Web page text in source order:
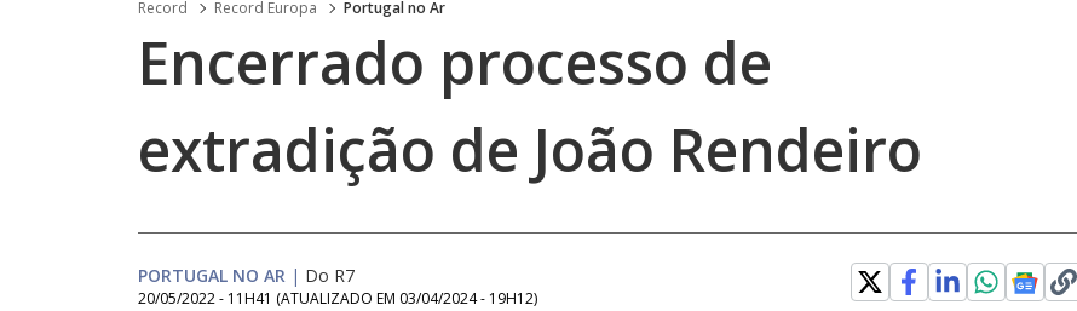
Record Record Europa Portugal no Ar
Encerrado processo de
extradição de João Rendeiro
PORTUGAL NO AR | Do R7
20/05/2022 - 11H41 (ATUALIZADO EM 03/04/2024 - 19H12)